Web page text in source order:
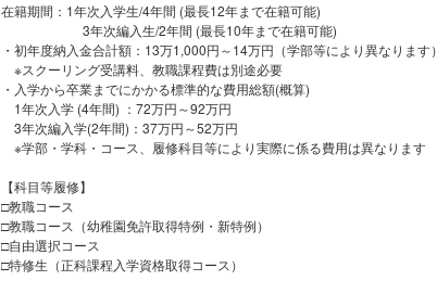
在籍期間：1年次入学生/4年間 (最長12年まで在籍可能)
3年次編入生/2年間 (最長10年まで在籍可能)
・初年度納入金合計額：13万1,000円～14万円（学部等により異なります）
※スクーリング受講料、教職課程費は別途必要
・入学から卒業までにかかる標準的な費用総額(概算)
1年次入学 (4年間) ：72万円～92万円
3年次編入学(2年間)：37万円～52万円
※学部・学科・コース、履修科目等により実際に係る費用は異なります
【科目等履修】
□教職コース
□教職コース（幼稚園免許取得特例・新特例）
□自由選択コース
□特修生（正科課程入学資格取得コース）